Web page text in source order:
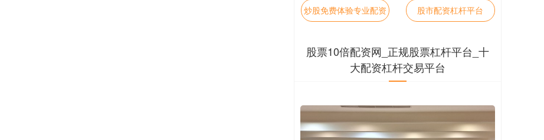
炒股免费体验专业配资 股市配资杠杆平台
股票10倍配资网_正规股票杠杆平台_十
大配资杠杆交易平台